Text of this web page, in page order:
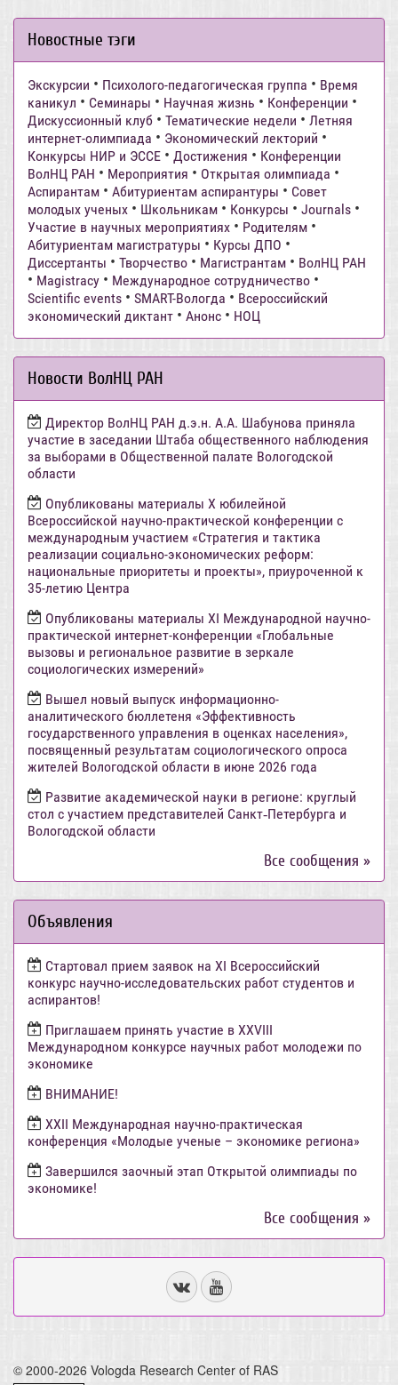
Новостные тэги
Экскурсии • Психолого-педагогическая группа • Время
каникул • Семинары • Научная жизнь • Конференции •
Дискуссионный клуб • Тематические недели • Летняя
интернет-олимпиада • Экономический лекторий •
Конкурсы НИР и ЭССЕ • Достижения • Конференции
ВолНЦ РАН • Мероприятия • Открытая олимпиада •
Аспирантам • Абитуриентам аспирантуры • Совет
молодых ученых • Школьникам • Конкурсы • Journals •
Участие в научных мероприятиях • Родителям •
Абитуриентам магистратуры • Курсы ДПО •
Диссертанты • Творчество • Магистрантам • ВолНЦ РАН
• Magistracy • Международное сотрудничество •
Scientific events • SMART-Вологда • Всероссийский
экономический диктант • Анонс • НОЦ
Новости ВолНЦ РАН
Директор ВолНЦ РАН д.э.н. А.А. Шабунова приняла
участие в заседании Штаба общественного наблюдения
за выборами в Общественной палате Вологодской
области
Опубликованы материалы X юбилейной
Всероссийской научно-практической конференции с
международным участием «Стратегия и тактика
реализации социально-экономических реформ:
национальные приоритеты и проекты», приуроченной к
35-летию Центра
Опубликованы материалы XI Международной научно-
практической интернет-конференции «Глобальные
вызовы и региональное развитие в зеркале
социологических измерений»
Вышел новый выпуск информационно-
аналитического бюллетеня «Эффективность
государственного управления в оценках населения»,
посвященный результатам социологического опроса
жителей Вологодской области в июне 2026 года
Развитие академической науки в регионе: круглый
стол с участием представителей Санкт‑Петербурга и
Вологодской области
Все сообщения »
Объявления
Стартовал прием заявок на XI Всероссийский
конкурс научно-исследовательских работ студентов и
аспирантов!
Приглашаем принять участие в XXVIII
Международном конкурсе научных работ молодежи по
экономике
ВНИМАНИЕ!
ХХII Международная научно-практическая
конференция «Молодые ученые – экономике региона»
Завершился заочный этап Открытой олимпиады по
экономике!
Все сообщения »
© 2000-2026 Vologda Research Center of RAS